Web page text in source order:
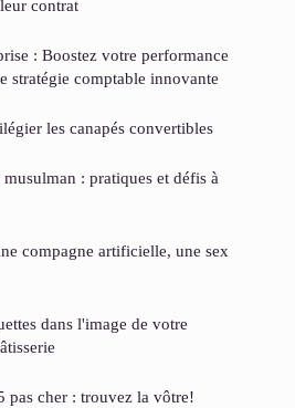
contrat
: Boostez votre performance
stratégie comptable innovante
les canapés convertibles
: pratiques et défis à
compagne artificielle, une sex
dans l'image de votre
pas cher : trouvez la vôtre!